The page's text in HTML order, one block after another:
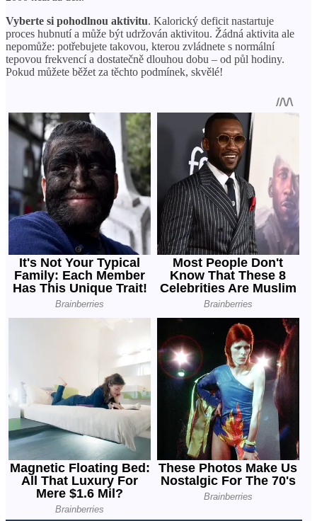
Vyberte si pohodlnou aktivitu. Kalorický deficit nastartuje
proces hubnutí a může být udržován aktivitou. Žádná aktivita ale
nepomůže: potřebujete takovou, kterou zvládnete s normální
tepovou frekvencí a dostatečně dlouhou dobu – od půl hodiny.
Pokud můžete běžet za těchto podmínek, skvělé!